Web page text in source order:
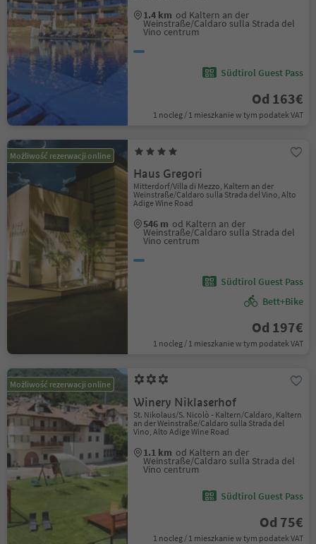
1.4 km od Kaltern an der
Weinstraße/Caldaro sulla Strada del
Vino centrum
Südtirol Guest Pass
Od 163€
1 nocleg / 1 mieszkanie w tym podatek VAT
Możliwość rezerwacji online
Haus Gregori
Mitterdorf/Villa di Mezzo, Kaltern an der
Weinstraße/Caldaro sulla Strada del Vino, Alto
Adige Wine Road
546 m od Kaltern an der
Weinstraße/Caldaro sulla Strada del
Vino centrum
Südtirol Guest Pass
Bett+Bike
Od 197€
1 nocleg / 1 mieszkanie w tym podatek VAT
Możliwość rezerwacji online
Winery Niklaserhof
St. Nikolaus/S. Nicolò - Kaltern/Caldaro, Kaltern
an der Weinstraße/Caldaro sulla Strada del
Vino, Alto Adige Wine Road
1.1 km od Kaltern an der
Weinstraße/Caldaro sulla Strada del
Vino centrum
Südtirol Guest Pass
Od 75€
1 nocleg / 1 mieszkanie w tym podatek VAT